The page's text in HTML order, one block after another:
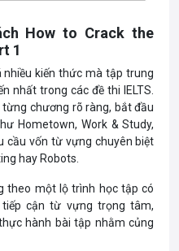
How to Crack the
1
kiến thức mà tập trung
nhất trong các đề thi IELTS.
chương rõ ràng, bắt đầu
Hometown, Work & Study,
cầu vốn từ vựng chuyên biệt
hay Robots.
theo một lộ trình học tập có
cận từ vựng trọng tâm,
hành bài tập nhằm củng